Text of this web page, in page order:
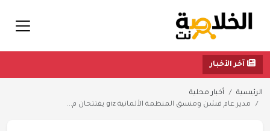
آخر الأخبار
الرئيسية
أخبار محلية
مدير عام قشن ومنسق المنظمة الألمانية giz يفتتحان م...